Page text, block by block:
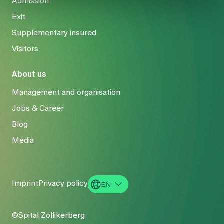
Exit
Supplementary insured
Visitors
About us
Management and organisation
Jobs & Career
Blog
Media
Imprint Privacy policy
EN
©Spital Zollikerberg